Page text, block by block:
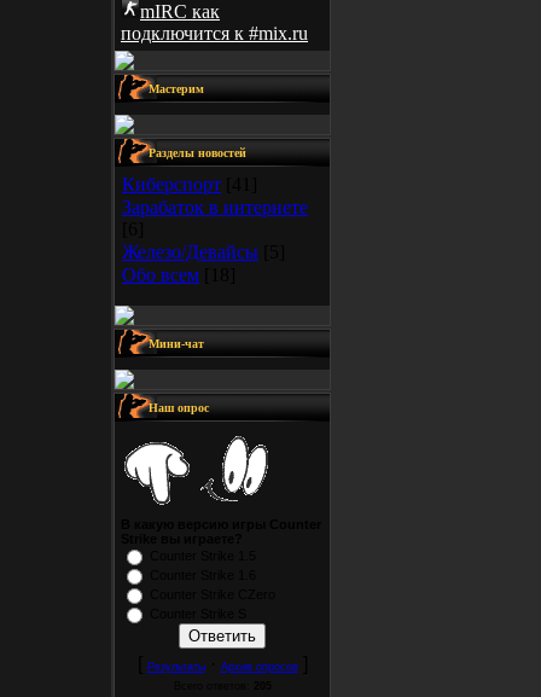
mIRC как
подключится к #mix.ru
Мастерим
Разделы новостей
Киберспорт
Зарабаток в интернете
Железо/Девайсы
Обо всем
Мини-чат
Наш опрос
Результаты· Архив опросов]